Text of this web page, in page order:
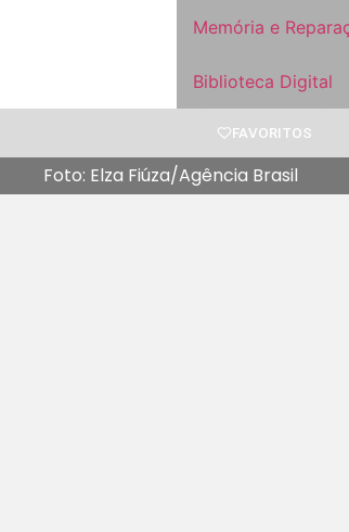
Memória e
Biblioteca Digital
FAVORITOS
Foto: Elza Fiúza/Agência Brasil